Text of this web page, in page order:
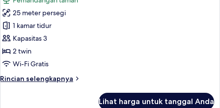
Tidur
Twin,
pemandangan
kebun
foto
untuk
Kamar
Twin,
1
kamar
pemandangan
25 meter persegi
1 kamar tidur
Kapasitas 3
2 twin
Wi-Fi Gratis
Rincian selengkapnya
Rincian
Lihat harga untuk tanggal Anda